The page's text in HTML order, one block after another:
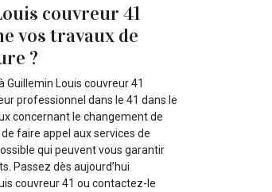
couvreur 41
vos travaux de
?
Louis couvreur 41
professionnel dans le 41 dans le
concernant le changement de
faire appel aux services de
qui peuvent vous garantir
Passez dès aujourd’hui
couvreur 41 ou contactez-le